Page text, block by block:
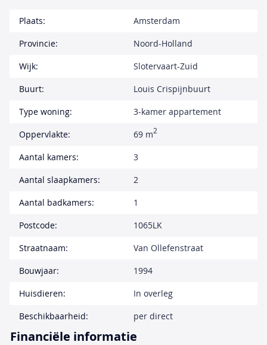
Plaats:
Amsterdam
Provincie:
Noord-Holland
Wijk:
Slotervaart-Zuid
Buurt:
Louis Crispijnbuurt
Type woning:
3-kamer appartement
Oppervlakte:
69 m2
Aantal kamers:
3
Aantal slaapkamers:
2
Aantal badkamers:
1
Postcode:
1065LK
Straatnaam:
Van Ollefenstraat
Bouwjaar:
1994
Huisdieren:
In overleg
Beschikbaarheid:
per direct
Financiële informatie